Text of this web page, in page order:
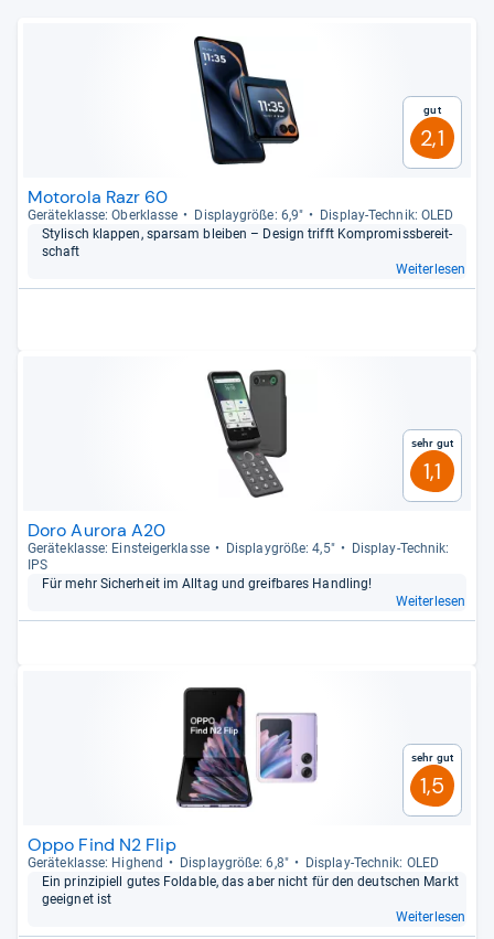
Gut
2,1
Motorola Razr 60
Gerä­te­klasse: Ober­klasse Dis­play­größe: 6,9"
Dis­play-​Tech­nik: OLED
Sty­lisch klap­pen, spar­sam blei­ben – Design trifft Kom­pro­miss­be­reit­
schaft
Weiterlesen
Sehr gut
1,1
Doro Aurora A20
Gerä­te­klasse: Ein­stei­ger­klasse Dis­play­größe: 4,5"
Dis­play-​Tech­nik:
IPS
Für mehr Sicher­heit im All­tag und greif­ba­res Hand­ling!
Weiterlesen
Sehr gut
1,5
Oppo Find N2 Flip
Gerä­te­klasse: Hig­hend Dis­play­größe: 6,8"
Dis­play-​Tech­nik: OLED
Ein prin­zi­pi­ell gutes Folda­ble, das aber nicht für den deut­schen Markt
geeig­net ist
Weiterlesen